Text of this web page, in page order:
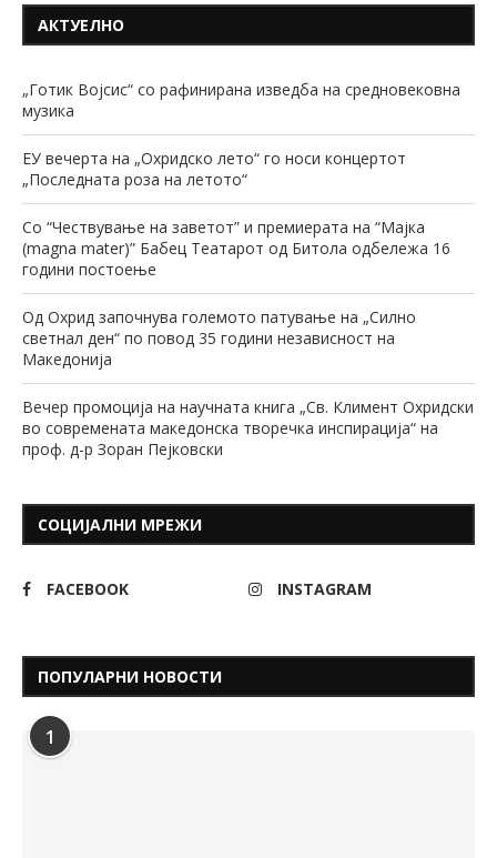
АКТУЕЛНО
„Готик Војсис“ со рафинирана изведба на средновековна
музика
ЕУ вечерта на „Охридско лето“ го носи концертот
„Последната роза на летото“
Со “Чествување на заветот” и премиерата на “Мајка
(magna mater)” Бабец Театарот од Битола одбележа 16
години постоење
Од Охрид започнува големото патување на „Силно
светнал ден“ по повод 35 години независност на
Македонија
Вечер промоција на научната книга „Св. Климент Охридски
во современата македонска творечка инспирација“ на
проф. д-р Зоран Пејковски
СОЦИЈАЛНИ МРЕЖИ
FACEBOOK INSTAGRAM
ПОПУЛАРНИ НОВОСТИ
1